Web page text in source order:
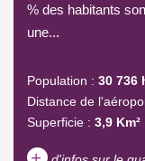
% des habitants
une...
Population : 30 736
Distance de
Superficie : 3,9 Km²
+